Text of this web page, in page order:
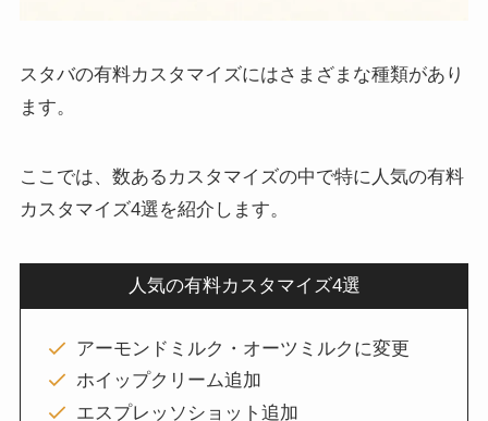
スタバの有料カスタマイズにはさまざまな種類があり
ます。
ここでは、数あるカスタマイズの中で特に人気の有料
カスタマイズ4選を紹介します。
人気の有料カスタマイズ4選
アーモンドミルク・オーツミルクに変更
ホイップクリーム追加
エスプレッソショット追加